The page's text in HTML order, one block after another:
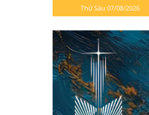
Thứ Sáu 07/08/2026